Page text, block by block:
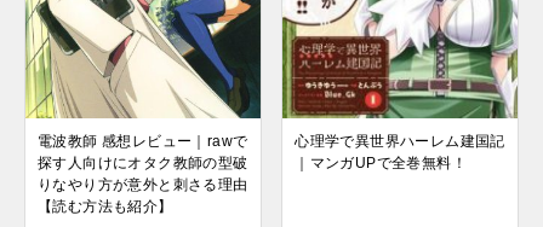
電波教師 感想レビュー｜rawで
探す人向けにオタク教師の型破
りなやり方が意外と刺さる理由
【読む方法も紹介】
心理学で異世界ハーレム建国記
｜マンガUPで全巻無料！